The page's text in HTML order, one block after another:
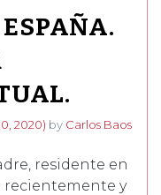
2020) by Carlos Baos
residente en
recientemente y